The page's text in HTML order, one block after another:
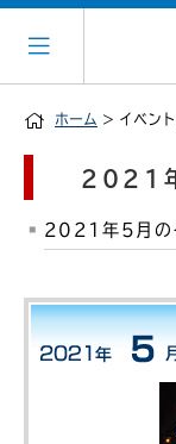
ホーム > イベン
2021
2021年5月の